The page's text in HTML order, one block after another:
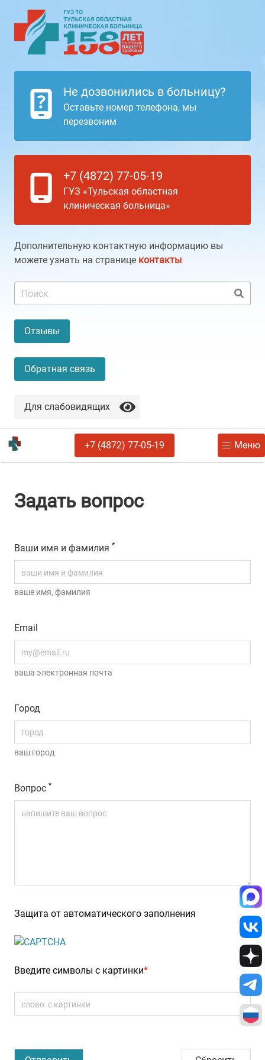
Не дозвонились в больницу?
Оставьте номер телефона, мы
перезвоним
+7 (4872) 77-05-19
ГУЗ «Тульская областная
клиническая больница»
Дополнительную контактную информацию вы
можете узнать на странице контакты
Отзывы
Обратная связь
Для слабовидящих
+7 (4872) 77-05-19 Меню
Задать вопрос
Ваши имя и фамилия *
ваше имя, фамилия
Email
ваша электронная почта
Город
ваш город
Вопрос *
Защита от автоматического заполнения
Введите символы с картинки*